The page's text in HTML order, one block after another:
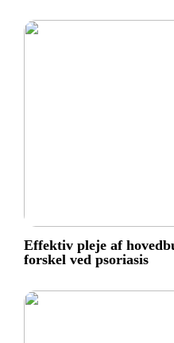
Effektiv pleje af
forskel ved psoriasis